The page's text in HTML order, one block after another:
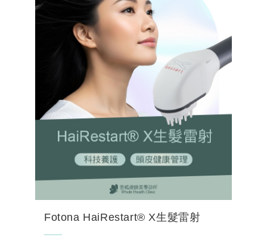
Fotona HaiRestart® X生髮雷射